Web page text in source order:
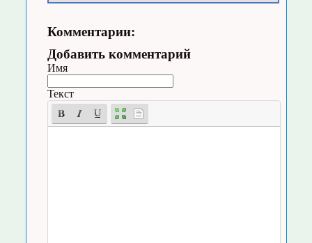
Комментарии:
Добавить комментарий
Имя
Текст